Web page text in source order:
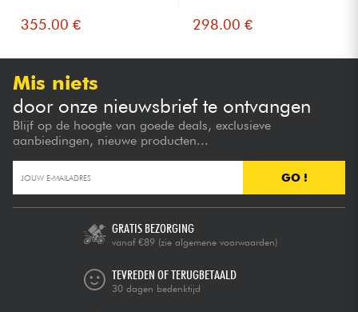
355.00 € 298.00 €
Mis niets
door onze nieuwsbrief te ontvangen
Blijf op de hoogte van goede deals, exclusieve
aanbiedingen, nieuwe producten...
GO !
GRATIS BEZORGING
vanaf €89 (zie algemene voorwaarden)
TEVREDEN OF TERUGBETAALD
30 dagen bedenktijd